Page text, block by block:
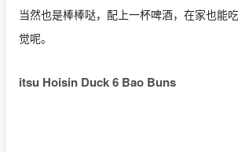
当然也是棒棒哒，配上一杯啤酒，在家也能
觉呢。
itsu Hoisin Duck 6 Bao Buns